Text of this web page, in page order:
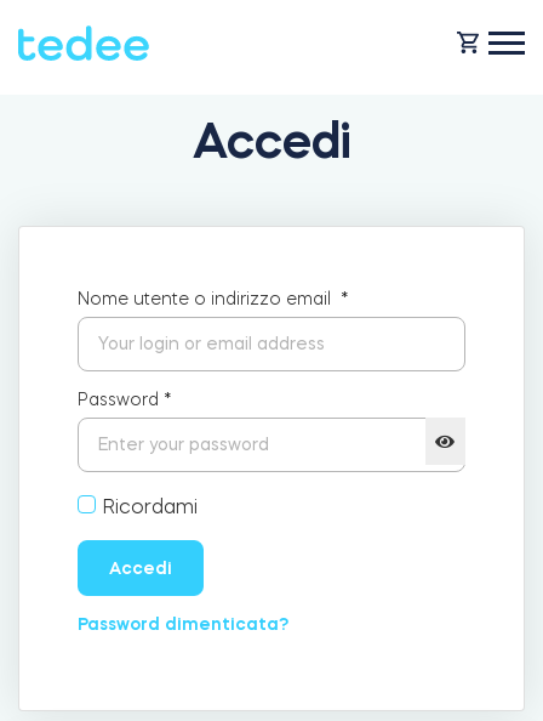
COME FUNZIONA?
Noleggio
Business
Integrazioni
Serraturas
Tedee GO
Tedee GO2
NEGOZIO
ASSISTENZA
ACQUISTA ORA
Accedi
Nome utente o indirizzo email *
Password *
Ricordami
Accedi
Password dimenticata?